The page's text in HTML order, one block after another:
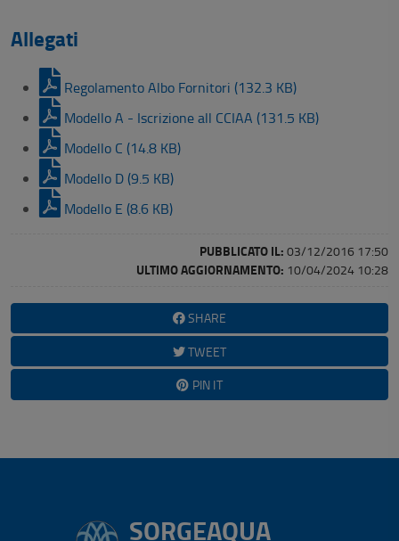
Allegati
Regolamento Albo Fornitori (132.3 KB)
Modello A - Iscrizione all CCIAA (131.5 KB)
Modello C (14.8 KB)
Modello D (9.5 KB)
Modello E (8.6 KB)
PUBBLICATO IL: 03/12/2016 17:50
ULTIMO AGGIORNAMENTO: 10/04/2024 10:28
SHARE
TWEET
PIN IT
SORGEAQUA